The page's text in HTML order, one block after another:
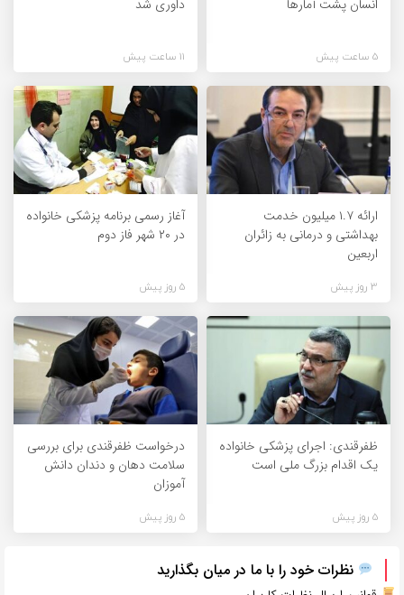
انسان پشت آمارها
5 ساعت پیش
داوری شد
11 ساعت پیش
ارائه ۱.۷ میلیون خدمت
بهداشتی و درمانی به زائران
اربعین
3 روز پیش
آغاز رسمی برنامه پزشکی خانواده
در ۲۰ شهر فاز دوم
5 روز پیش
ظفرقندی: اجرای پزشکی خانواده
یک اقدام بزرگ ملی است
5 روز پیش
درخواست ظفرقندی برای بررسی
سلامت دهان و دندان دانش
آموزان
5 روز پیش
نظرات خود را با ما در میان بگذارید